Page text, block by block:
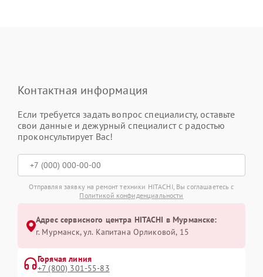
Контактная информация
Если требуется задать вопрос специалисту, оставьте
свои данные и дежурный специалист с радостью
проконсультирует Вас!
Отправляя заявку на ремонт техники HITACHI, Вы соглашаетесь с
Политикой конфиденциальности
Адрес сервисного центра HITACHI в Мурманске:
г. Мурманск, ул. Капитана Орликовой, 15
Горячая линия
+7 (800) 301-55-83